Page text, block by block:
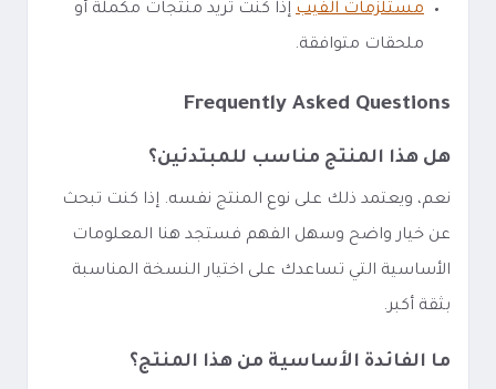
مستلزمات الفيب إذا كنت تريد منتجات مكملة أو
ملحقات متوافقة.
Frequently Asked Questions
هل هذا المنتج مناسب للمبتدئين؟
نعم، ويعتمد ذلك على نوع المنتج نفسه. إذا كنت تبحث
عن خيار واضح وسهل الفهم فستجد هنا المعلومات
الأساسية التي تساعدك على اختيار النسخة المناسبة
بثقة أكبر.
ما الفائدة الأساسية من هذا المنتج؟